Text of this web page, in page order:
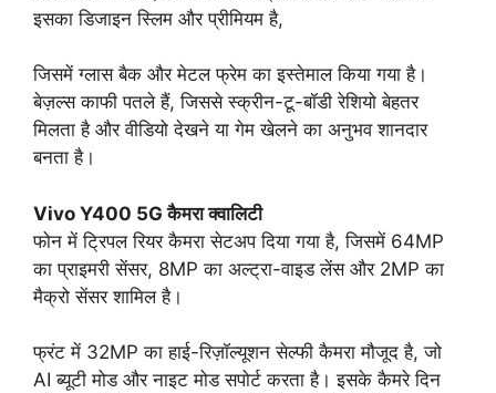
इसका डिजाइन स्लिम और प्रीमियम है,
जिसमें ग्लास बैक और मेटल फ्रेम का इस्तेमाल किया गया है।
बेज़ल्स काफी पतले हैं, जिससे स्क्रीन-टू-बॉडी रेशियो बेहतर
मिलता है और वीडियो देखने या गेम खेलने का अनुभव शानदार
बनता है।
Vivo Y400 5G कैमरा क्वालिटी
फोन में ट्रिपल रियर कैमरा सेटअप दिया गया है, जिसमें 64MP
का प्राइमरी सेंसर, 8MP का अल्ट्रा-वाइड लेंस और 2MP का
मैक्रो सेंसर शामिल है।
फ्रंट में 32MP का हाई-रिज़ॉल्यूशन सेल्फी कैमरा मौजूद है, जो
AI ब्यूटी मोड और नाइट मोड सपोर्ट करता है। इसके कैमरे दिन